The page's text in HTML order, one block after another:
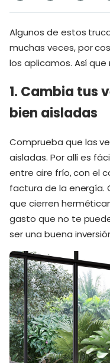
Algunos de estos
muchas veces, por
los aplicamos. Así
1. Cambia tus
bien aisladas
Comprueba que las
aisladas. Por allí es
entre aire frío, con el
factura de la energía.
que cierren
gasto que no te
ser una buena